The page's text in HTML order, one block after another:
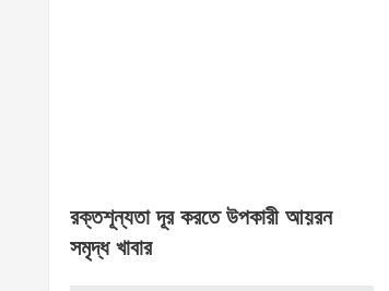
রক্তশূন্যতা দূর করতে উপকারী আয়রন
সমৃদ্ধ খাবার